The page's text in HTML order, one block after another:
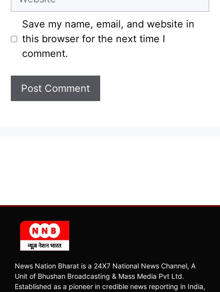
Save my name, email, and website in
this browser for the next time I
comment.
News Nation Bharat is a 24X7 National News Channel, A
Unit of Bhushan Broadcasting & Mass Media Pvt Ltd.
Established as a pioneer in credible news reporting in India,